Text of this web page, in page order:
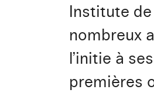
Institute
nombreux
l’initie à
premières